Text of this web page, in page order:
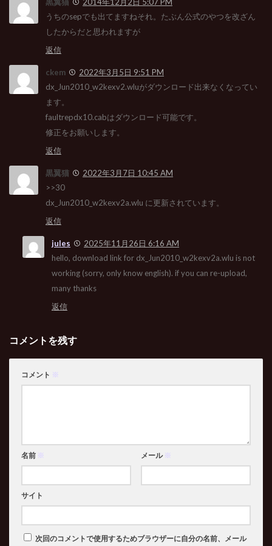
うちのsepでも出てますねそれ。たぶん公式のやつを改ざん
したからだと思われますが
返信
ckem
2022年3月5日 9:51 PM
dx_Jun2010_w2kexv2.wluがダウンロード出来なくなってい
ます。
faultrepdx10.cabはダウンロード可能です。
修正をお願いします。
返信
黒翼猫
2022年3月7日 10:45 AM
>>30
dx_Jun2010_w2kexv2a.wlu に更新されています。
返信
jules
2025年11月26日 6:16 AM
hello, download link for dx_Jun2010_w2kexv2a.wlu is not
working (sorry, only know english). if you can re-upload,
many thanks
返信
コメントを残す
コメント ※
名前 ※ メール ※
サイト
次回のコメントで使用するためブラウザーに自分の名前、メール